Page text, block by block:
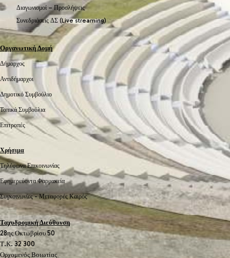
Διαγωνισμοί – Προσλήψεις
Συνεδριάσεις ΔΣ (Live streaming)
Οργανωτική Δομή
Δήμαρχος
Αντιδήμαρχοι
Δημοτικό Συμβούλιο
Τοπικά Συμβούλια
Επιτροπές
Χρήσιμα
Τηλέφωνα Επικοινωνίας
Εφημερεύοντα Φαρμακεία
Συγκοινωνίες -Μεταφορές Καιρός
Ταχυδρομική Διεύθυνση
28ης Οκτωβρίου 50
Τ.Κ. 32 300
Ορχομενός Βοιωτίας